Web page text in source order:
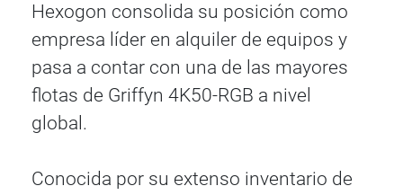
Hexogon consolida su posición como
empresa líder en alquiler de equipos y
pasa a contar con una de las mayores
flotas de Griffyn 4K50-RGB a nivel
global.
Conocida por su extenso inventario de